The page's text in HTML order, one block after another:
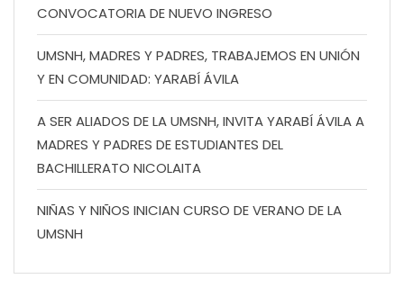
CONVOCATORIA DE NUEVO INGRESO
UMSNH, MADRES Y PADRES, TRABAJEMOS EN UNIÓN
Y EN COMUNIDAD: YARABÍ ÁVILA
A SER ALIADOS DE LA UMSNH, INVITA YARABÍ ÁVILA A
MADRES Y PADRES DE ESTUDIANTES DEL
BACHILLERATO NICOLAITA
NIÑAS Y NIÑOS INICIAN CURSO DE VERANO DE LA
UMSNH